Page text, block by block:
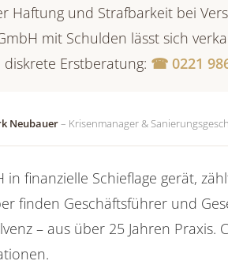
Haftung und Strafbarkeit bei
mit Schulden lässt sich
diskrete Erstberatung: ☎ 0221
Neubauer– Krisenmanager &
in finanzielle Schieflage gerät,
finden Geschäftsführer und
– aus über 25 Jahren